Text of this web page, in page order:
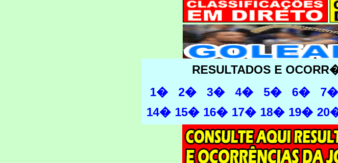
RESULTADOS E
1�
2� 3� 4� 5� 6� 7�
14� 15� 16� 17� 18� 19�